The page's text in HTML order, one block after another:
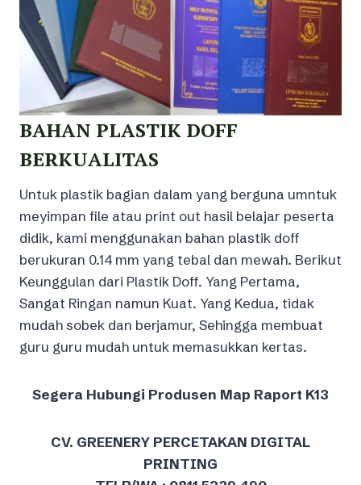
BAHAN PLASTIK DOFF
BERKUALITAS
Untuk plastik bagian dalam yang berguna umntuk
meyimpan file atau print out hasil belajar peserta
didik, kami menggunakan bahan plastik doff
berukuran 0.14 mm yang tebal dan mewah. Berikut
Keunggulan dari Plastik Doff. Yang Pertama,
Sangat Ringan namun Kuat. Yang Kedua, tidak
mudah sobek dan berjamur, Sehingga membuat
guru guru mudah untuk memasukkan kertas.
Segera Hubungi Produsen Map Raport K13
CV. GREENERY PERCETAKAN DIGITAL
PRINTING